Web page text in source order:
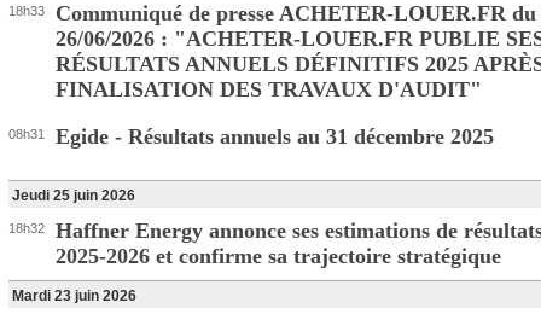
18h33
Communiqué de presse ACHETER-LOUER.FR du
26/06/2026 : "ACHETER-LOUER.FR PUBLIE
RÉSULTATS ANNUELS DÉFINITIFS 2025
FINALISATION DES TRAVAUX D'AUDIT"
08h31 Egide - Résultats annuels au 31 décembre 2025
Jeudi 25 juin 2026
18h32
Haffner Energy annonce ses estimations de
2025-2026 et confirme sa trajectoire stratégique
Mardi 23 juin 2026